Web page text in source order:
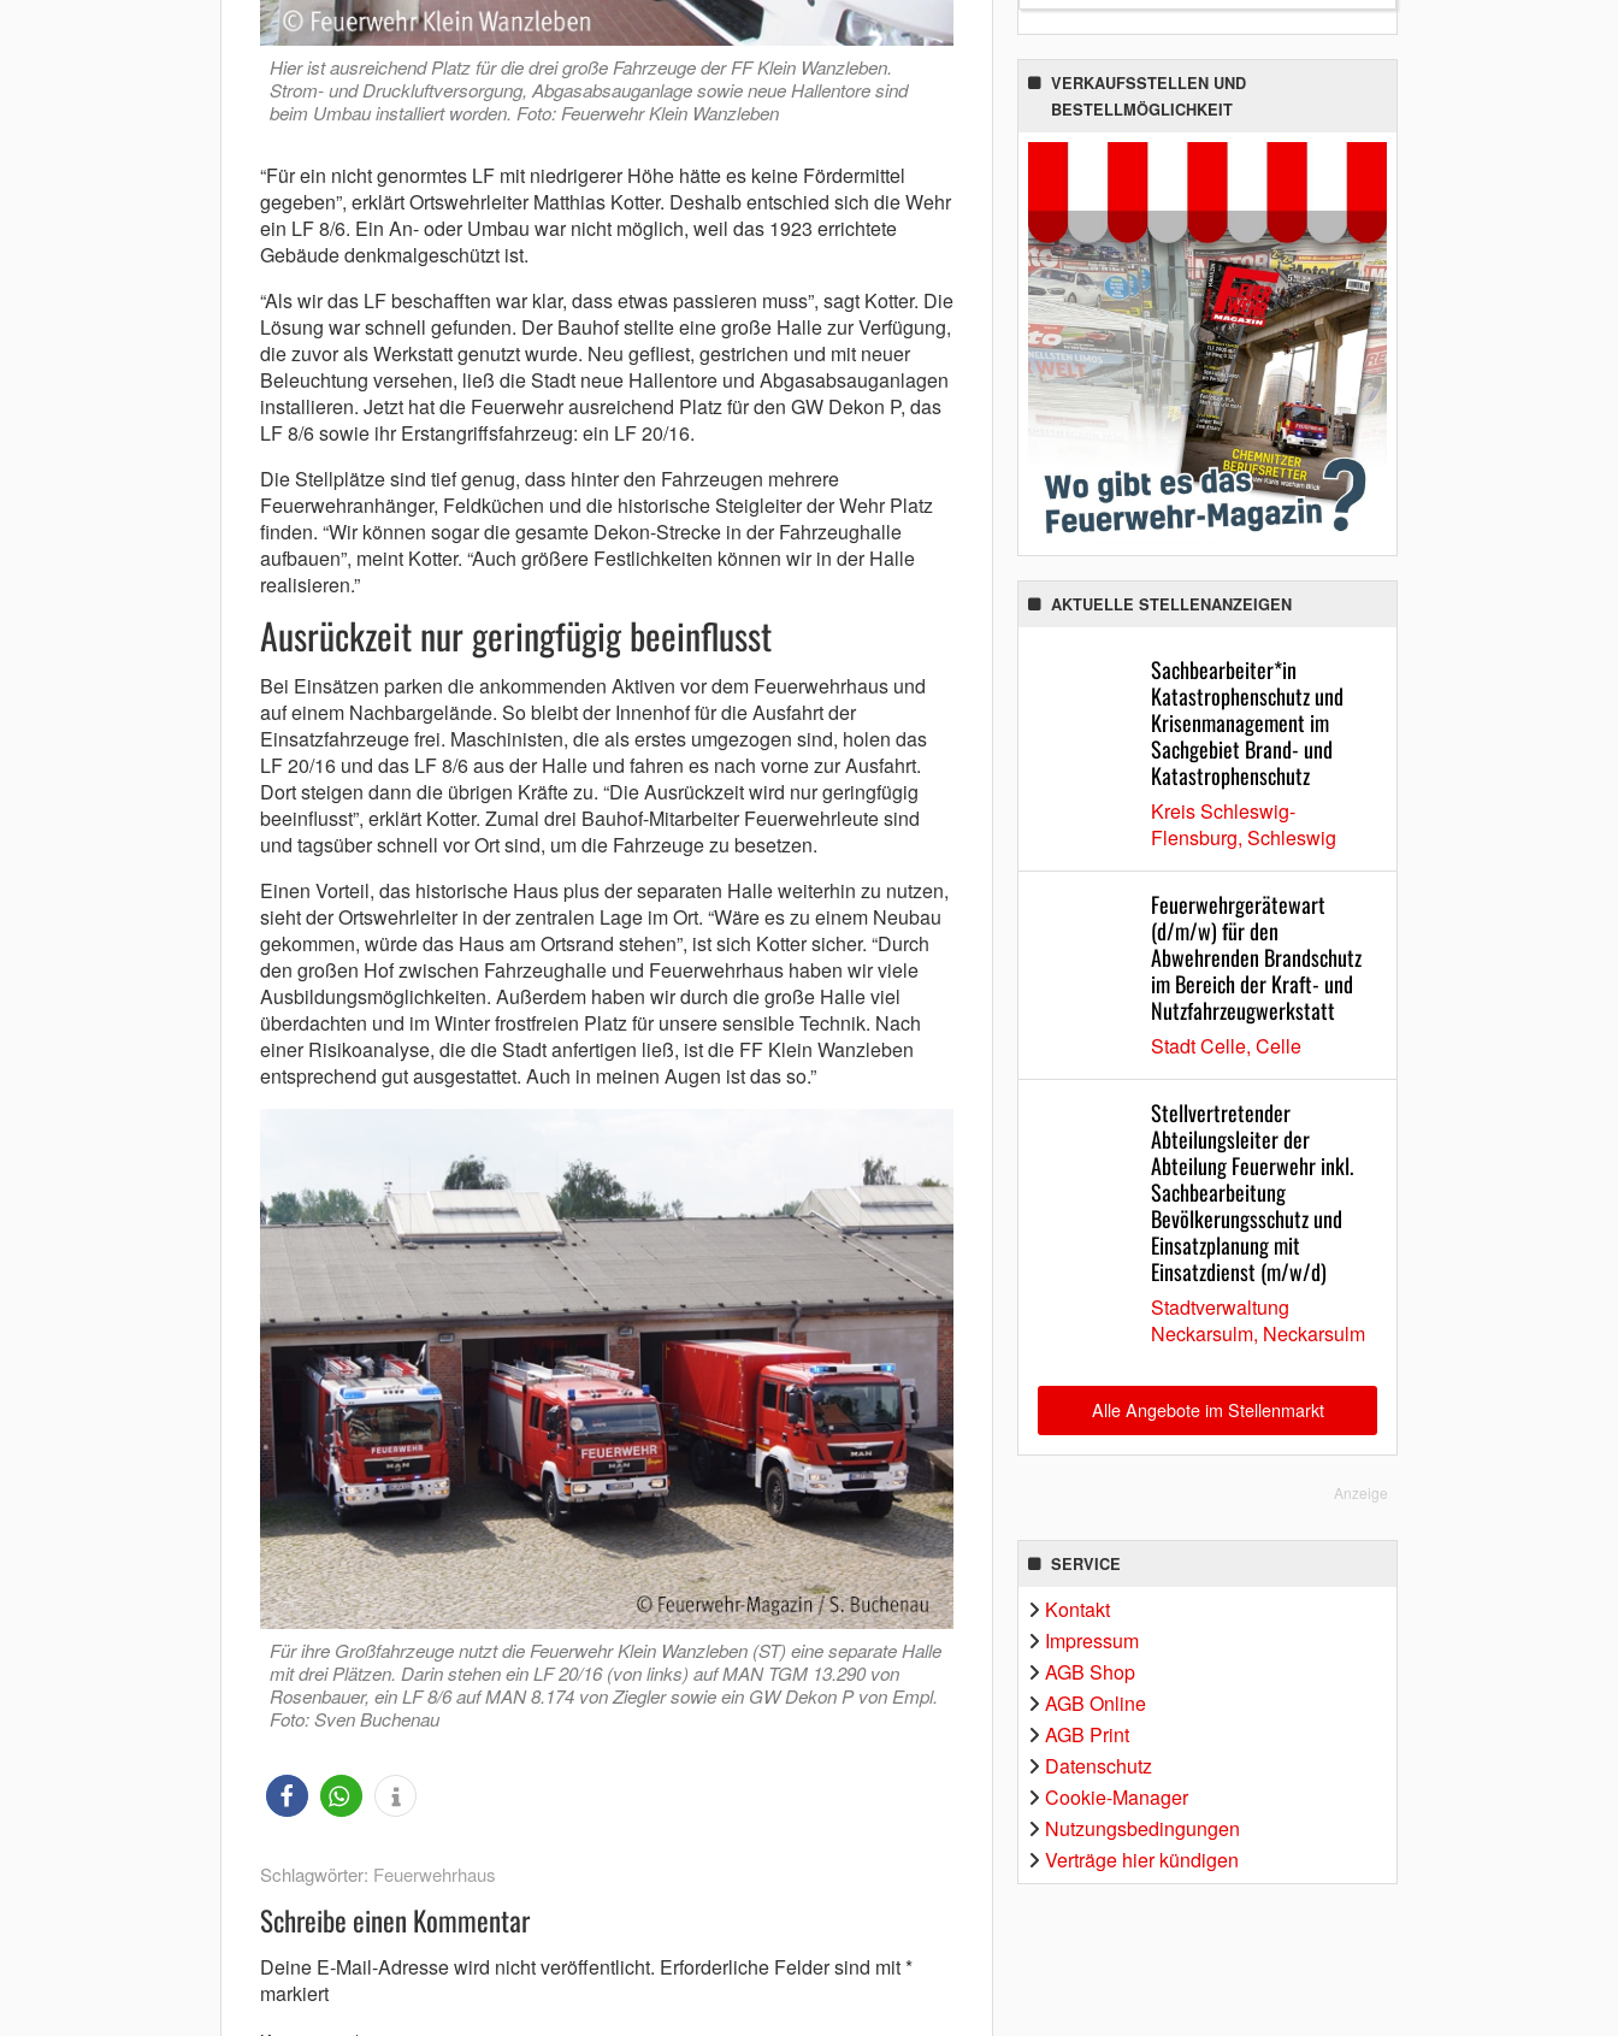
Hier ist ausreichend Platz für die drei große Fahrzeuge der FF Klein Wanzleben.
Strom- und Druckluftversorgung, Abgasabsauganlage sowie neue Hallentore sind
beim Umbau installiert worden. Foto: Feuerwehr Klein Wanzleben
“Für ein nicht genormtes LF mit niedrigerer Höhe hätte es keine Fördermittel
gegeben”, erklärt Ortswehrleiter Matthias Kotter. Deshalb entschied sich die Wehr
ein LF 8/6. Ein An- oder Umbau war nicht möglich, weil das 1923 errichtete
Gebäude denkmalgeschützt ist.
“Als wir das LF beschafften war klar, dass etwas passieren muss”, sagt Kotter. Die
Lösung war schnell gefunden. Der Bauhof stellte eine große Halle zur Verfügung,
die zuvor als Werkstatt genutzt wurde. Neu gefliest, gestrichen und mit neuer
Beleuchtung versehen, ließ die Stadt neue Hallentore und Abgasabsauganlagen
installieren. Jetzt hat die Feuerwehr ausreichend Platz für den GW Dekon P, das
LF 8/6 sowie ihr Erstangriffsfahrzeug: ein LF 20/16.
Die Stellplätze sind tief genug, dass hinter den Fahrzeugen mehrere
Feuerwehranhänger, Feldküchen und die historische Steigleiter der Wehr Platz
finden. “Wir können sogar die gesamte Dekon-Strecke in der Fahrzeughalle
aufbauen”, meint Kotter. “Auch größere Festlichkeiten können wir in der Halle
realisieren.”
Ausrückzeit nur geringfügig beeinflusst
Bei Einsätzen parken die ankommenden Aktiven vor dem Feuerwehrhaus und
auf einem Nachbargelände. So bleibt der Innenhof für die Ausfahrt der
Einsatzfahrzeuge frei. Maschinisten, die als erstes umgezogen sind, holen das
LF 20/16 und das LF 8/6 aus der Halle und fahren es nach vorne zur Ausfahrt.
Dort steigen dann die übrigen Kräfte zu. “Die Ausrückzeit wird nur geringfügig
beeinflusst”, erklärt Kotter. Zumal drei Bauhof-Mitarbeiter Feuerwehrleute sind
und tagsüber schnell vor Ort sind, um die Fahrzeuge zu besetzen.
Einen Vorteil, das historische Haus plus der separaten Halle weiterhin zu nutzen,
sieht der Ortswehrleiter in der zentralen Lage im Ort. “Wäre es zu einem Neubau
gekommen, würde das Haus am Ortsrand stehen”, ist sich Kotter sicher. “Durch
den großen Hof zwischen Fahrzeughalle und Feuerwehrhaus haben wir viele
Ausbildungsmöglichkeiten. Außerdem haben wir durch die große Halle viel
überdachten und im Winter frostfreien Platz für unsere sensible Technik. Nach
einer Risikoanalyse, die die Stadt anfertigen ließ, ist die FF Klein Wanzleben
entsprechend gut ausgestattet. Auch in meinen Augen ist das so.”
Für ihre Großfahrzeuge nutzt die Feuerwehr Klein Wanzleben (ST) eine separate Halle
mit drei Plätzen. Darin stehen ein LF 20/16 (von links) auf MAN TGM 13.290 von
Rosenbauer, ein LF 8/6 auf MAN 8.174 von Ziegler sowie ein GW Dekon P von Empl.
Foto: Sven Buchenau
Schlagwörter: Feuerwehrhaus
Schreibe einen Kommentar
Deine E-Mail-Adresse wird nicht veröffentlicht. Erforderliche Felder sind mit*
markiert
VERKAUFSSTELLEN UND
BESTELLMÖGLICHKEIT
AKTUELLE STELLENANZEIGEN
Sachbearbeiter*in
Katastrophenschutz und
Krisenmanagement im
Sachgebiet Brand- und
Katastrophenschutz
Kreis Schleswig-
Flensburg, Schleswig
Feuerwehrgerätewart
(d/m/w) für den
Abwehrenden Brandschutz
im Bereich der Kraft- und
Nutzfahrzeugwerkstatt
Stadt Celle, Celle
Stellvertretender
Abteilungsleiter der
Abteilung Feuerwehr inkl.
Sachbearbeitung
Bevölkerungsschutz und
Einsatzplanung mit
Einsatzdienst (m/w/d)
Stadtverwaltung
Neckarsulm, Neckarsulm
Alle Angebote im Stellenmarkt
Anzeige
SERVICE
Kontakt
Impressum
AGB Shop
AGB Online
AGB Print
Datenschutz
Cookie-Manager
Nutzungsbedingungen
Verträge hier kündigen